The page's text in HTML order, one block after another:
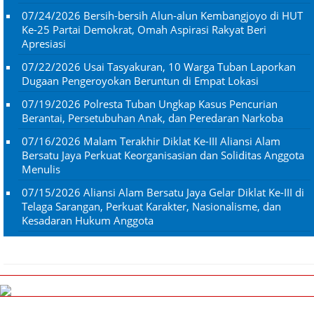
07/24/2026 Bersih-bersih Alun-alun Kembangjoyo di HUT
Ke-25 Partai Demokrat, Omah Aspirasi Rakyat Beri
Apresiasi
07/22/2026 Usai Tasyakuran, 10 Warga Tuban Laporkan
Dugaan Pengeroyokan Beruntun di Empat Lokasi
07/19/2026 Polresta Tuban Ungkap Kasus Pencurian
Berantai, Persetubuhan Anak, dan Peredaran Narkoba
07/16/2026 Malam Terakhir Diklat Ke-III Aliansi Alam
Bersatu Jaya Perkuat Keorganisasian dan Soliditas Anggota
Menulis
07/15/2026 Aliansi Alam Bersatu Jaya Gelar Diklat Ke-III di
Telaga Sarangan, Perkuat Karakter, Nasionalisme, dan
Kesadaran Hukum Anggota